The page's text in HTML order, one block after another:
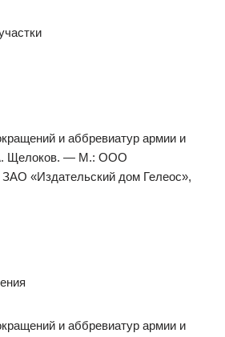
и аббревиатур армии и
Щелоков. — М.: ООО
«Издательский дом Гелеос»,
и аббревиатур армии и